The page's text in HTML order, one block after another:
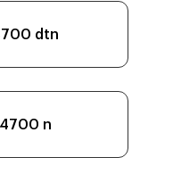
dtn
4700 n